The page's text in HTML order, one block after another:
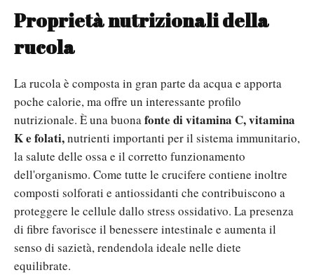
Proprietà nutrizionali della
rucola
La rucola è composta in gran parte da acqua e apporta
poche calorie, ma offre un interessante profilo
nutrizionale. È una buonafonte di vitamina C, vitamina
K e folati,nutrienti importanti per il sistema immunitario,
la salute delle ossa e il corretto funzionamento
dell'organismo. Come tutte le crucifere contiene inoltre
composti solforati e antiossidanti che contribuiscono a
proteggere le cellule dallo stress ossidativo. La presenza
di fibre favorisce il benessere intestinale e aumenta il
senso di sazietà, rendendola ideale nelle diete
equilibrate.